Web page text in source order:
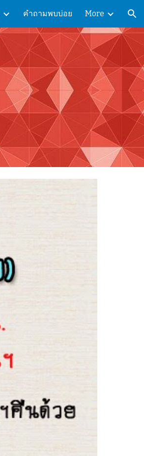
คำถามพบบ่อย More